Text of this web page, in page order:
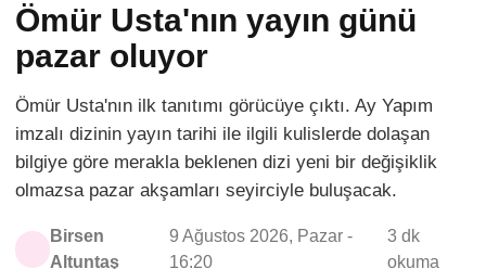
Ömür Usta'nın yayın günü
pazar oluyor
Ömür Usta'nın ilk tanıtımı görücüye çıktı. Ay Yapım
imzalı dizinin yayın tarihi ile ilgili kulislerde dolaşan
bilgiye göre merakla beklenen dizi yeni bir değişiklik
olmazsa pazar akşamları seyirciyle buluşacak.
Birsen
Altuntaş
9 Ağustos 2026, Pazar -
16:20
3 dk
okuma